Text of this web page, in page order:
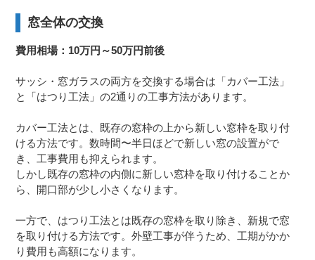
窓全体の交換
費用相場：10万円～50万円前後
サッシ・窓ガラスの両方を交換する場合は「カバー工法」
と「はつり工法」の2通りの工事方法があります。
カバー工法とは、既存の窓枠の上から新しい窓枠を取り付
ける方法です。数時間〜半日ほどで新しい窓の設置がで
き、工事費用も抑えられます。
しかし既存の窓枠の内側に新しい窓枠を取り付けることか
ら、開口部が少し小さくなります。
一方で、はつり工法とは既存の窓枠を取り除き、新規で窓
を取り付ける方法です。外壁工事が伴うため、工期がかか
り費用も高額になります。